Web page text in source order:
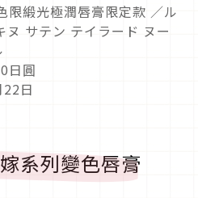
緞光極潤唇膏限定款 ／ル
ヌ サテン テイラード ヌー
日圓
日
系列變色唇膏